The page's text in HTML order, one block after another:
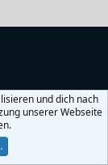
und dich nach
unserer Webseite